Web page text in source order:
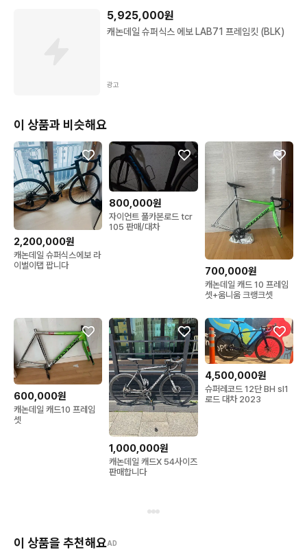
5,925,000원
캐논데일 슈퍼식스 에보 LAB71 프레임킷 (BLK)
광고
이 상품과 비슷해요
2,200,000원
캐논데일 슈퍼식스에보 라
이벌이탭 팝니다
800,000원
자이언트 풀카본로드 tcr
105 판매/대차
700,000원
캐논데일 캐드 10 프레임
셋+움니움 크랭크셋
600,000원
캐논데일 캐드10 프레임
셋
1,000,000원
캐논데일 캐드X 54사이즈
판매합니다
4,500,000원
슈퍼레코드 12단 BH sl1
로드 대차 2023
이 상품을 추천해요AD